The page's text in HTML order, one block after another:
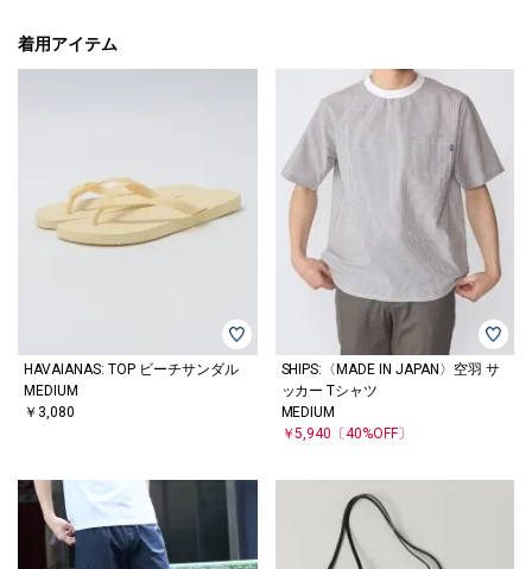
着用アイテム
HAVAIANAS: TOP ビーチサンダル
MEDIUM
￥3,080
SHIPS:〈MADE IN JAPAN〉空羽 サ
ッカー Tシャツ
MEDIUM
￥5,940 〔40%OFF〕